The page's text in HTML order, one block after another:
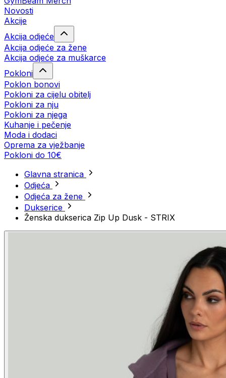
Novosti
Akcije
Akcija odjeće
Akcija odjeće za žene
Akcija odjeće za muškarce
Pokloni
Poklon bonovi
Pokloni za cijelu obitelj
Pokloni za nju
Pokloni za njega
Kuhanje i pečenje
Moda i dodaci
Oprema za vježbanje
Pokloni do 10€
Glavna stranica
Odjeća
Odjeća za žene
Dukserice
Ženska dukserica Zip Up Dusk - STRIX